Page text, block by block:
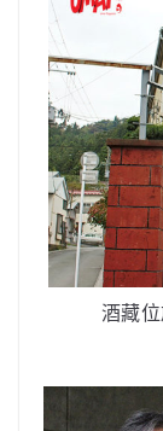
酒藏